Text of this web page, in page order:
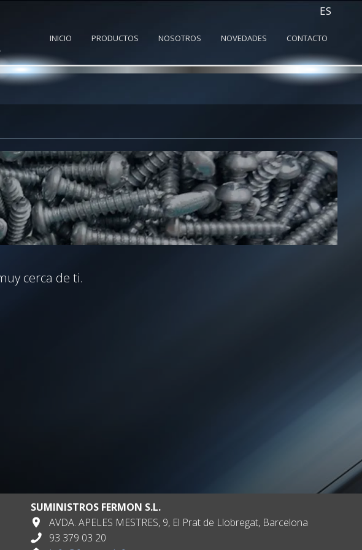
ES
INICIO PRODUCTOS NOSOTROS NOVEDADES CONTACTO
cerca de ti.
SUMINISTROS FERMON S.L.
AVDA. APELES MESTRES, 9, El Prat de Llobregat, Barcelona
93 379 03 20